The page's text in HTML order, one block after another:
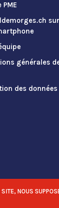
PME
sur
générales
des données
NOUS